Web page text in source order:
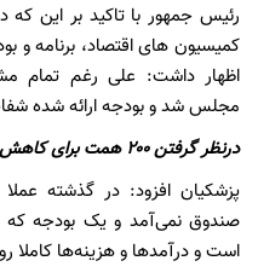
رئیس جمهور با تاکید بر این که
کمیسیون های اقتصاد، برنامه و
اظهار داشت: علی رغم تمام
مجلس شد و بودجه ارائه شده
درنظر گرفتن ۲۰۰ همت برای کاهش بدهی بانک‌ها
صندوق نمی‌آمد و یک بودجه
است و درآمدها و هزینه‌ها